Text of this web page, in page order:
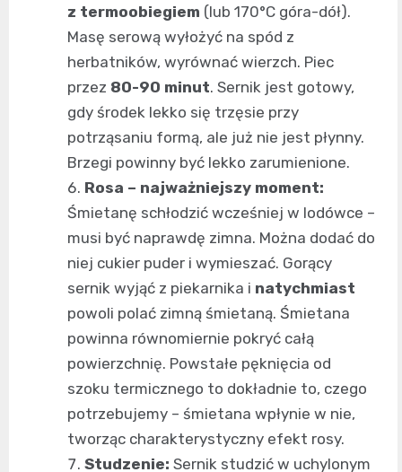
z termoobiegiem (lub 170°C góra-dół).
Masę serową wyłożyć na spód z
herbatników, wyrównać wierzch. Piec
przez 80-90 minut. Sernik jest gotowy,
gdy środek lekko się trzęsie przy
potrząsaniu formą, ale już nie jest płynny.
Brzegi powinny być lekko zarumienione.
Rosa – najważniejszy moment:
Śmietanę schłodzić wcześniej w lodówce –
musi być naprawdę zimna. Można dodać do
niej cukier puder i wymieszać. Gorący
sernik wyjąć z piekarnika i natychmiast
powoli polać zimną śmietaną. Śmietana
powinna równomiernie pokryć całą
powierzchnię. Powstałe pęknięcia od
szoku termicznego to dokładnie to, czego
potrzebujemy – śmietana wpłynie w nie,
tworząc charakterystyczny efekt rosy.
Studzenie: Sernik studzić w uchylonym